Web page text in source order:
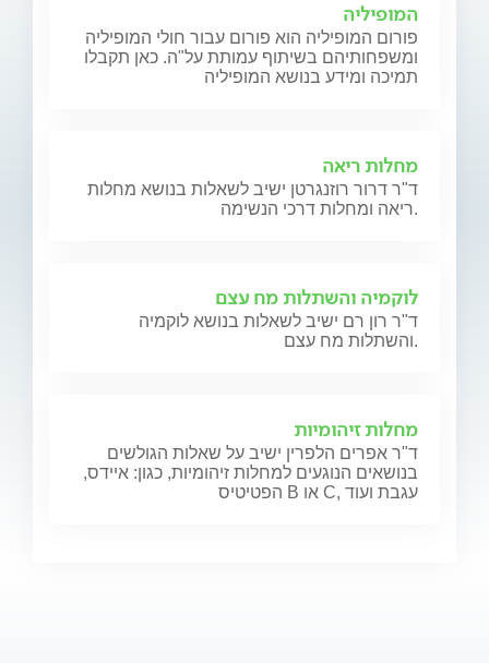
המופיליה
פורום המופיליה הוא פורום עבור חולי המופיליה
ומשפחותיהם בשיתוף עמותת על"ה. כאן תקבלו
תמיכה ומידע בנושא המופיליה
מחלות ריאה
ד"ר דרור רוזנגרטן ישיב לשאלות בנושא מחלות
ריאה ומחלות דרכי הנשימה.
לוקמיה והשתלות מח עצם
ד"ר רון רם ישיב לשאלות בנושא לוקמיה
והשתלות מח עצם.
מחלות זיהומיות
ד"ר אפרים הלפרין ישיב על שאלות הגולשים
בנושאים הנוגעים למחלות זיהומיות, כגון: איידס,
הפטיטיס B או C, עגבת ועוד